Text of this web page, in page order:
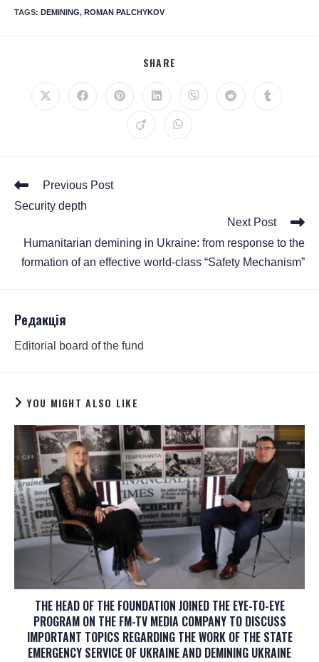
TAGS: DEMINING, ROMAN PALCHYKOV
SHARE
Previous Post
Security depth
Next Post
Humanitarian demining in Ukraine: from response to the
formation of an effective world-class “Safety Mechanism”
Редакція
Editorial board of the fund
YOU MIGHT ALSO LIKE
THE HEAD OF THE FOUNDATION JOINED THE EYE-TO-EYE
PROGRAM ON THE FM-TV MEDIA COMPANY TO DISCUSS
IMPORTANT TOPICS REGARDING THE WORK OF THE STATE
EMERGENCY SERVICE OF UKRAINE AND DEMINING UKRAINE